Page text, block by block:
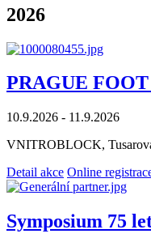
2026
PRAGUE
10.9.2026 - 11.9.2026
VNITROBLOCK,
Detail akce Online
Symposium 75